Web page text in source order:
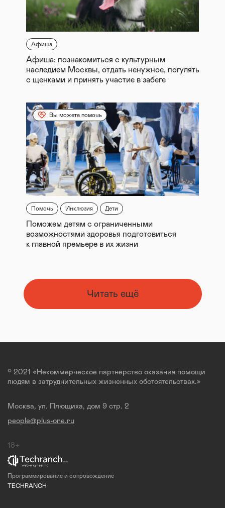
Афиша
Афиша: познакомиться с культурным
наследием Москвы, отдать ненужное, погулять
с щенками и принять участие в забеге
Вы можете помочь
Помочь Инклюзия Дети
Поможем детям с ограниченными
возможностями здоровья подготовиться
к главной премьере в их жизни
Читать ещё
© 2021 «Некоммерческое партнерство оказания помощи
людям в затруднительных жизненных обстоятельствах.»
Москва, ул. Плющиха, дом 9 стр. 2
people@plus-one.ru
18+
Программирование и сопровождение
TECHRANCH